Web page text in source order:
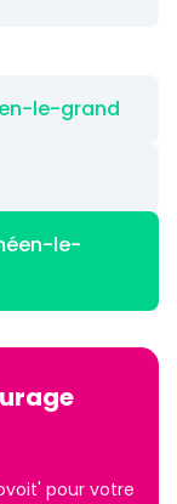
le-grand
le-
pour votre